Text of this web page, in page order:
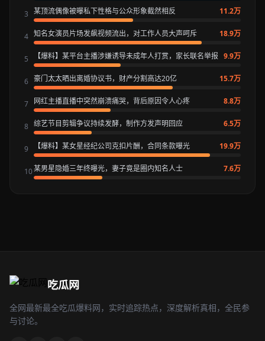
3 某顶流偶像被曝私下性格与公众形象截然相反 11.2万
4 知名女演员片场发飙视频流出，对工作人员大声呵斥 18.9万
5 【爆料】某平台主播涉嫌诱导未成年人打赏，家长联名举报 9.9万
6 豪门太太晒出离婚协议书，财产分割高达20亿 15.7万
7 网红主播直播中突然崩溃痛哭，背后原因令人心疼 8.8万
8 综艺节目剪辑争议持续发酵，制作方发声明回应 6.5万
9 【爆料】某女星经纪公司克扣片酬，合同条款曝光 19.9万
10某男星隐婚三年终曝光，妻子竟是圈内知名人士 7.6万
吃瓜网
全网最新最全吃瓜爆料网，实时追踪热点，深度解析真相，全民参
与讨论。